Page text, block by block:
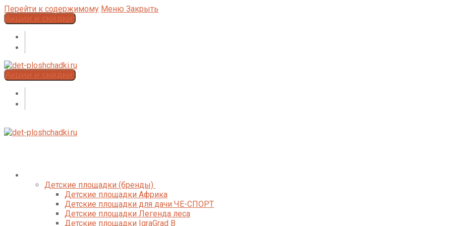
Перейти к содержимому Меню Закрыть
Акции и скидки!
Акции и скидки!
Детские площадки (бренды)
Детские площадки Африка
Детские площадки для дачи ЧЕ-СПОРТ
Детские площадки Легенда леса
Детские площадки IgraGrad B